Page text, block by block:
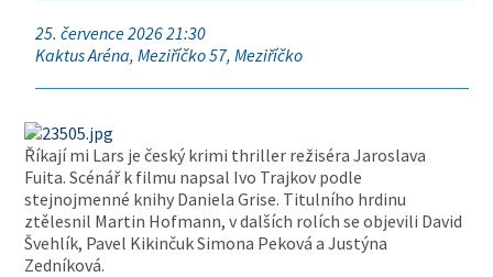
25. července 2026 21:30
Kaktus Aréna, Meziříčko 57, Meziříčko
Říkají mi Lars je český krimi thriller režiséra Jaroslava
Fuita. Scénář k filmu napsal Ivo Trajkov podle
stejnojmenné knihy Daniela Grise. Titulního hrdinu
ztělesnil Martin Hofmann, v dalších rolích se objevili David
Švehlík, Pavel Kikinčuk Simona Peková a Justýna
Zedníková.